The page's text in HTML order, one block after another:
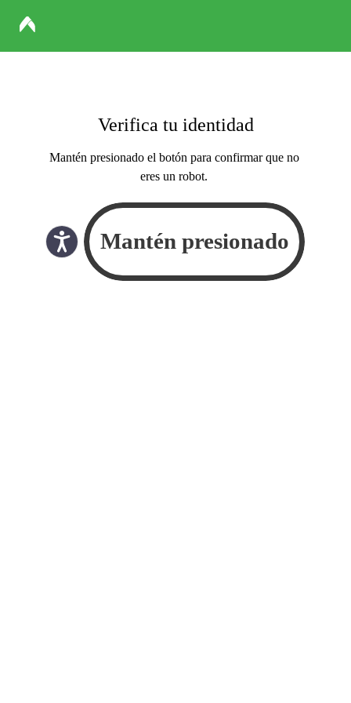
Verifica tu identidad
Mantén presionado el botón para confirmar que no
eres un robot.